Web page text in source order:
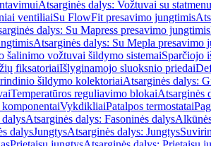
Atsarginės dalys: Vožtuvai su
ventiliaiSu FlowFit presavimo jungtimis
dalys: Su Mapress presavimo jungtimis
Atsarginės dalys: Su Mepla presavimo
šalinimo vožtuvai šildymo sistemaiSparčiojo
fiksatoriaiIšlyginamojo sluoksnio priedai
šildymo kolektoriaiAtsarginės dalys:
Temperatūros reguliavimo blokaiAtsarginės
VykdikliaiPatalpos termostatai
dalysAtsarginės dalys: Fasoninės dalys
dalysJungtysAtsarginės dalys: Jungtys